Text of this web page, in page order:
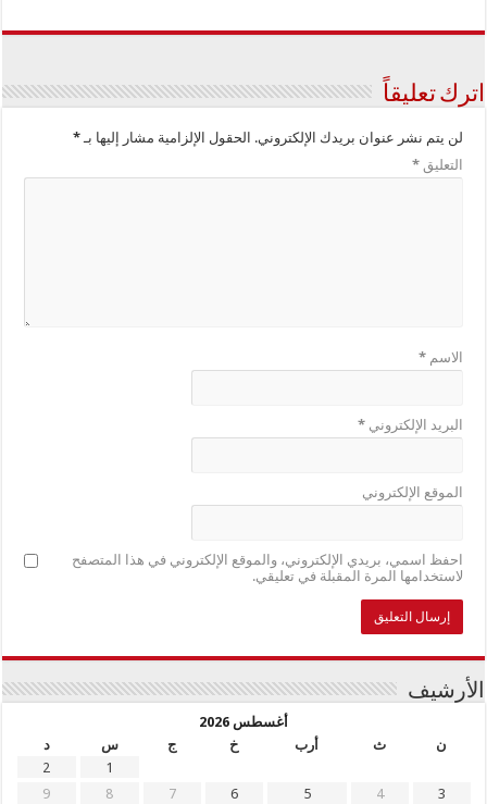
اترك تعليقاً
لن يتم نشر عنوان بريدك الإلكتروني. الحقول الإلزامية مشار إليها بـ*
التعليق*
الاسم*
البريد الإلكتروني*
الموقع الإلكتروني
احفظ اسمي، بريدي الإلكتروني، والموقع الإلكتروني في هذا المتصفح
لاستخدامها المرة المقبلة في تعليقي.
الأرشيف
أغسطس 2026
ن
ث أرب خ ج س
د
1
2
3
4
5
6
7
8
9